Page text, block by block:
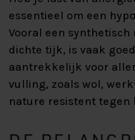
essentieel om een
Vooral een
dichte tijk, is vaak
aantrekkelijk voor
vulling, zoals wol,
nature resistent tegen